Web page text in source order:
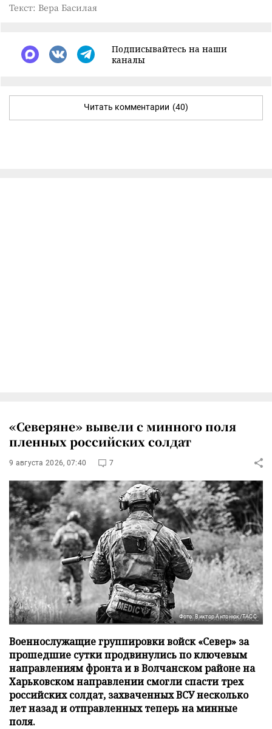
Текст: Вера Басилая
Подписывайтесь на наши
каналы
Читать комментарии (40)
«Северяне» вывели с минного поля
пленных российских солдат
9 августа 2026, 07:40 7
Фото: Виктор Антонюк/ТАСС
Военнослужащие группировки войск «Север» за
прошедшие сутки продвинулись по ключевым
направлениям фронта и в Волчанском районе на
Харьковском направлении смогли спасти трех
российских солдат, захваченных ВСУ несколько
лет назад и отправленных теперь на минные
поля.